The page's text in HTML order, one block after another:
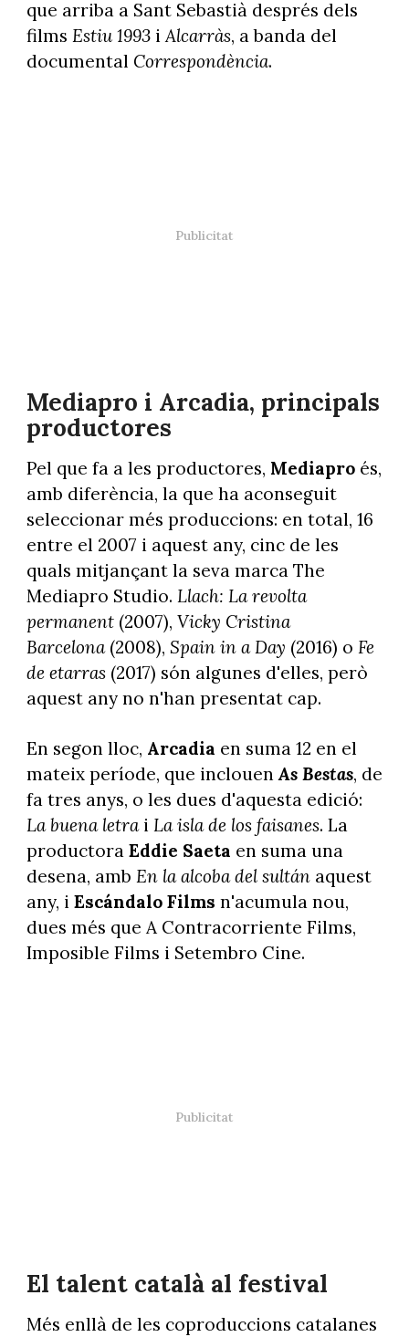
que arriba a Sant Sebastià després dels
films Estiu 1993iAlcarràs, a banda del
documental Correspondència.
Mediapro i Arcadia, principals
productores
Pel que fa a les productores, Mediapro és,
amb diferència, la que ha aconseguit
seleccionar més produccions: en total, 16
entre el 2007 i aquest any, cinc de les
quals mitjançant la seva marca The
Mediapro Studio. Llach: La revolta
permanent(2007), Vicky Cristina
Barcelona (2008), Spain in a Day (2016) o Fe
de etarras(2017) són algunes d'elles, però
aquest any no n'han presentat cap.
En segon lloc, Arcadia en suma 12 en el
mateix període, que inclouenAs Bestas, de
fa tres anys, o les dues d'aquesta edició:
La buena letrai La isla de los faisanes. La
productora Eddie Saeta en suma una
desena, amb En la alcoba del sultán aquest
any, iEscándalo Films n'acumula nou,
dues més que A Contracorriente Films,
Imposible Films i Setembro Cine.
El talent català al festival
Més enllà de les coproduccions catalanes